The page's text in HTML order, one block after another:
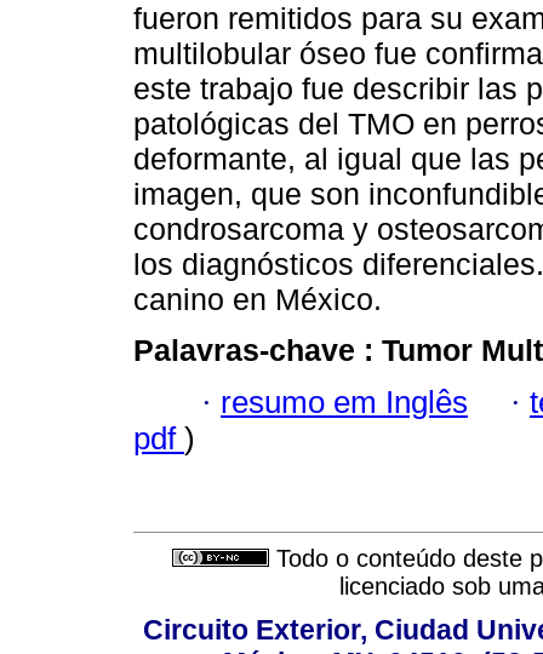
fueron remitidos para su
multilobular óseo fue
este trabajo fue describir las
patológicas del TMO en
deformante, al igual que las
imagen, que son
condrosarcoma y
los diagnósticos
canino en México.
Palavras-chave : Tumor
· resumo em Inglês ·
pdf )
Todo o conteúdo deste
licenciado sob
Circuito Exterior, Ciudad